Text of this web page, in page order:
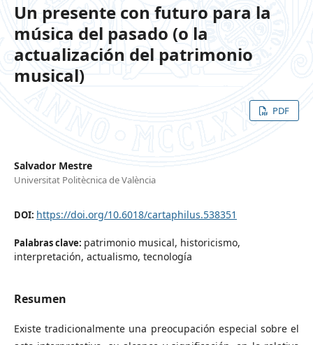
Un presente con futuro para la
música del pasado (o la
actualización del patrimonio
musical)
PDF
Salvador Mestre
Universitat Politècnica de València
DOI: https://doi.org/10.6018/cartaphilus.538351
Palabras clave: patrimonio musical, historicismo,
interpretación, actualismo, tecnología
Resumen
Existe tradicionalmente una preocupación especial sobre el